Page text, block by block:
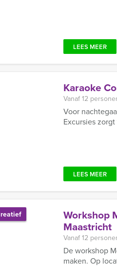
LEES MEER
Karaoke
Vanaf 12
Voor
Excursies
LEES MEER
Workshop
Maastricht
Vanaf 12
De workshop
maken. Op